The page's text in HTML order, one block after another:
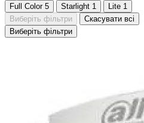
Full Color 5 Starlight 1 Lite 1
Виберіть фільтри
Скасувати всі
Виберіть фільтри